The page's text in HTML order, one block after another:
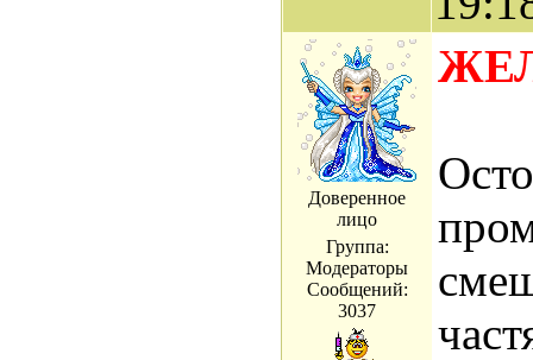
Доверенное
лицо
Группа:
Модераторы
Сообщений:
3037